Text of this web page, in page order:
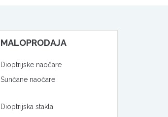
MALOPRODAJA
Dioptrijske naočare
Sunčane naočare
Dioptrijska stakla